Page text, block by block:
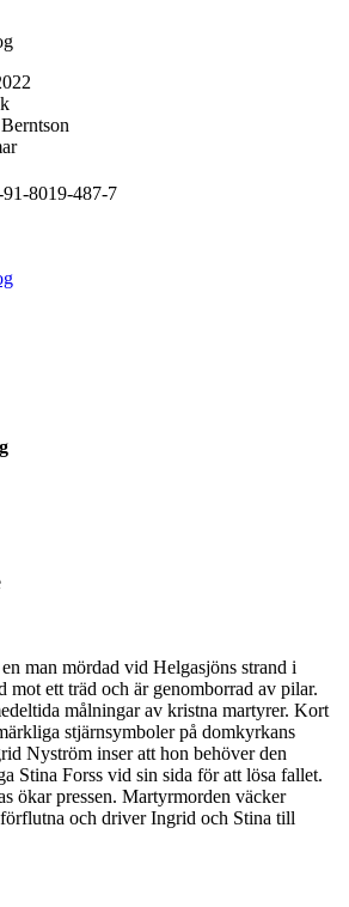
8019-487-7
man mördad vid Helgasjöns strand i
ett träd och är genomborrad av pilar.
målningar av kristna martyrer. Kort
stjärnsymboler på domkyrkans
Nyström inser att hon behöver den
Stina Forss vid sin sida för att lösa fallet.
ökar pressen. Martyrmorden väcker
och driver Ingrid och Stina till